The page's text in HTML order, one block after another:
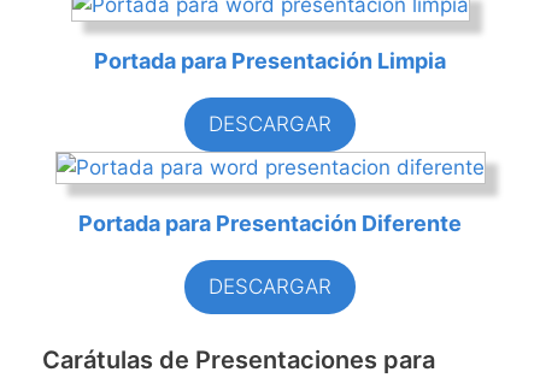
Portada para Presentación Limpia
DESCARGAR
Portada para Presentación Diferente
DESCARGAR
Carátulas de Presentaciones para